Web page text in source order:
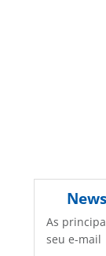
As
seu e-mail